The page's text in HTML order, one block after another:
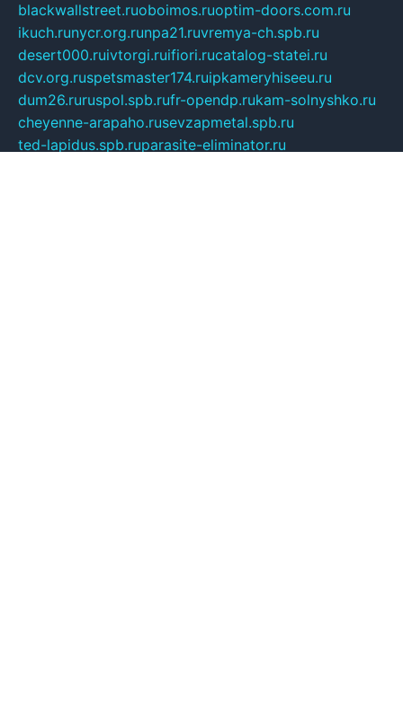
blackwallstreet.ruoboimos.ruoptim-doors.com.ru
ikuch.runycr.org.runpa21.ruvremya-ch.spb.ru
desert000.ruivtorgi.ruifiori.rucatalog-statei.ru
dcv.org.ruspetsmaster174.ruipkameryhiseeu.ru
dum26.ruruspol.spb.rufr-opendp.rukam-solnyshko.ru
cheyenne-arapaho.rusevzapmetal.spb.ru
ted-lapidus.spb.ruparasite-eliminator.ru